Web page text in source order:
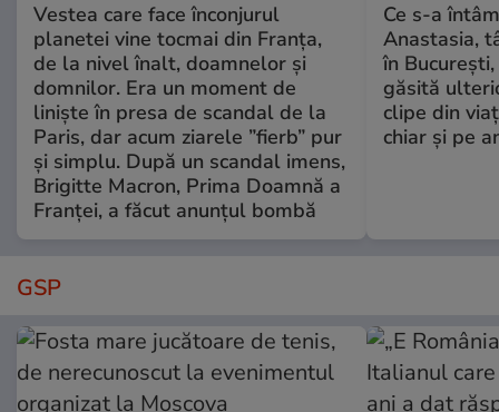
Vestea care face înconjurul
planetei vine tocmai din Franța,
de la nivel înalt, doamnelor și
domnilor. Era un moment de
liniște în presa de scandal de la
Paris, dar acum ziarele ”fierb” pur
și simplu. După un scandal imens,
Brigitte Macron, Prima Doamnă a
Franței, a făcut anunțul bombă
Ce s-a
Anastasia,
în
găsită
clipe din
chiar și pe
GSP